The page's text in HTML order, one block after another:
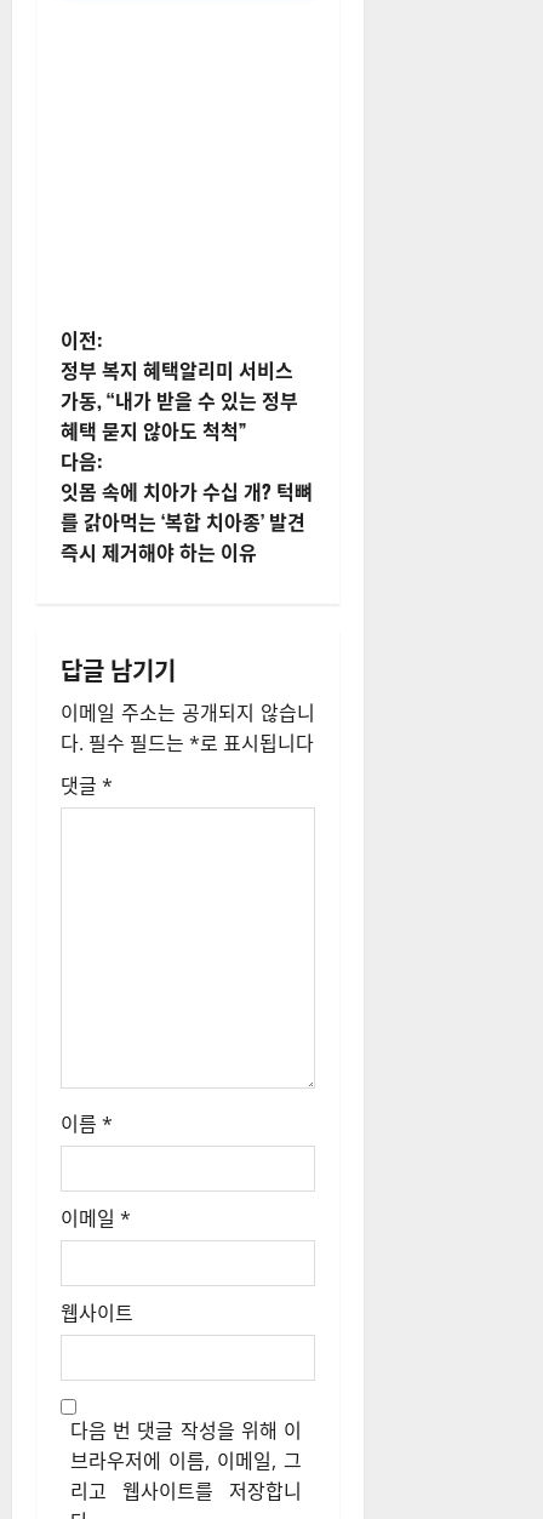
게
시
물
내
비
이
션
이전:
정부 복지 혜택알리미 서비스
가동, “내가 받을 수 있는 정부
혜택 묻지 않아도 척척”
다음:
잇몸 속에 치아가 수십 개? 턱뼈
를 갉아먹는 ‘복합 치아종’ 발견
즉시 제거해야 하는 이유
답글 남기기
이메일 주소는 공개되지 않습니
다. 필수 필드는 *로 표시됩니다
댓글 *
이름 *
이메일 *
웹사이트
다음 번 댓글 작성을 위해 이
브라우저에 이름, 이메일, 그
리고 웹사이트를 저장합니